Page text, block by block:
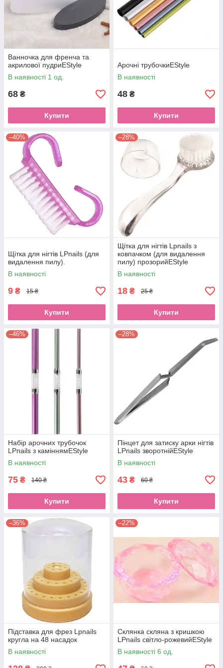
Ванночка для френча та
акрилової пудриEStyle
В наявності 1 од.
68 ₴
Купити
Арочні трубочкиEStyle
В наявності
48 ₴
Купити
–40%
Щітка для нігтів LPnails (для
видалення пилу).
В наявності
9 ₴ 15 ₴
Купити
–28%
Щітка для нігтів Lpnails з
ковпачком (для видалення
пилу) прозорийEStyle
В наявності
18 ₴ 25 ₴
Купити
–46%
Набір арочних трубочок
LPnails з каміннямEStyle
В наявності
75 ₴ 140 ₴
Купити
–28%
Пінцет для затиску арки нігтів
LPnails зворотнійEStyle
В наявності
43 ₴ 60 ₴
Купити
–36%
Підставка для фрез Lpnails
кругла на 48 насадок
В наявності
–22%
Склянка скляна з кришкою
LPnails світло-рожевийEStyle
В наявності 6 од.